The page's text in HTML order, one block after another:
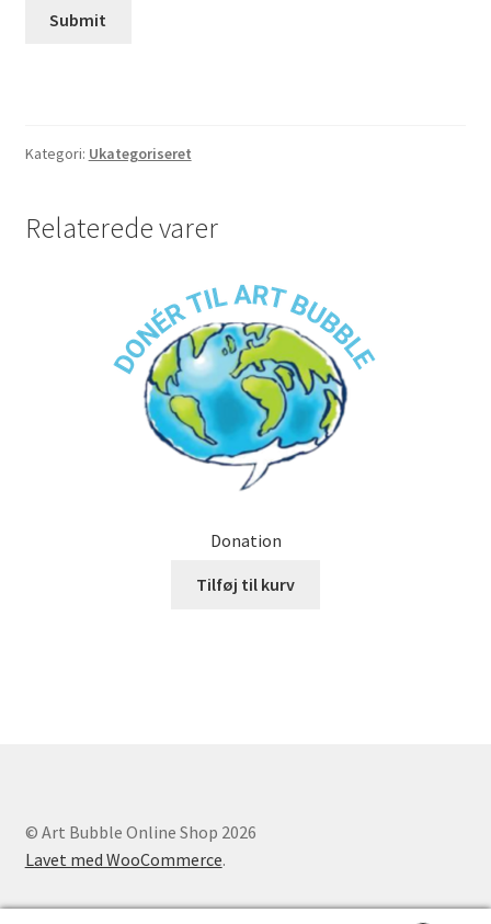
Submit
Kategori: Ukategoriseret
Relaterede varer
Donation
Tilføj til kurv
© Art Bubble Online Shop 2026
Lavet med WooCommerce.